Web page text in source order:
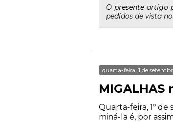
O presente artigo
pedidos de vista
quarta-feira, 1 de
MIGALHAS
Quarta-feira, 1º de
miná-la é, por